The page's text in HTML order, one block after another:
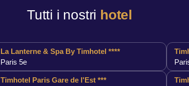
Tutti i nostri hotel
La Lanterne & Spa By Timhotel ****
Paris 5e
Timhotel Paris Gare de l'Est ***